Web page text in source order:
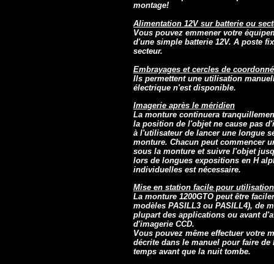
montage!
Alimentation 12V sur batterie ou
Vous pouvez emmener votre
d'une simple batterie 12V. A poste
secteur.
Embrayages et cercles de
Ils permettent une utilisation
électrique n'est disponible.
Imagerie après le méridien
La monture continuera
la position de l'objet ne cause pas
à l'utilisateur de lancer une longue
monture. Chacun peut commencer
sous la monture et suivre l'objet
lors de longues expositions en H
individuelles est nécessaire.
Mise en station facile pour
La monture 1200GTO peut être
modèles PASILL3 ou PASILL4), de
plupart des applications ou avant
d'imagerie CCD.
Vous pouvez même effectuer votre
décrite dans le manuel pour faire
temps avant que la nuit tombe.